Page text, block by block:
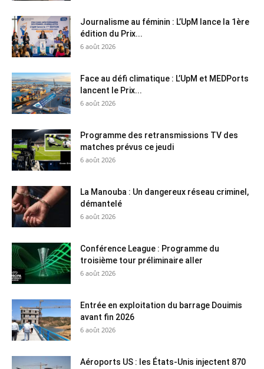
Journalisme au féminin : L’UpM lance la 1ère
édition du Prix...
6 août 2026
Face au défi climatique : L’UpM et MEDPorts
lancent le Prix...
6 août 2026
Programme des retransmissions TV des
matches prévus ce jeudi
6 août 2026
La Manouba : Un dangereux réseau criminel,
démantelé
6 août 2026
Conférence League : Programme du
troisième tour préliminaire aller
6 août 2026
Entrée en exploitation du barrage Douimis
avant fin 2026
6 août 2026
Aéroports US : les États-Unis injectent 870